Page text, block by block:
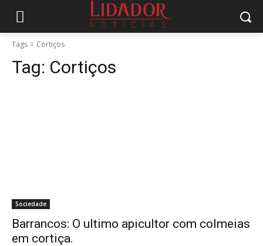
Tags Cortiços
Tag: Cortiços
Sociedade
Barrancos: O ultimo apicultor com colmeias
em cortiça.